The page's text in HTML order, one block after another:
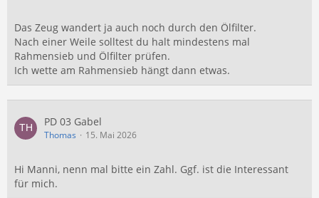
Das Zeug wandert ja auch noch durch den Ölfilter.
Nach einer Weile solltest du halt mindestens mal
Rahmensieb und Ölfilter prüfen.
Ich wette am Rahmensieb hängt dann etwas.
PD 03 Gabel
Thomas 15. Mai 2026
Hi Manni, nenn mal bitte ein Zahl. Ggf. ist die Interessant
für mich.